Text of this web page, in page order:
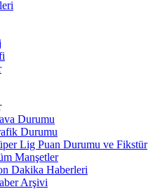
Durumu
Durumu
Lig Puan Durumu ve Fikstür
Manşetler
Dakika Haberleri
Arşivi